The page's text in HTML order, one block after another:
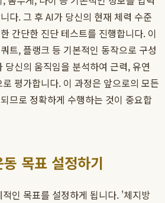
다. 그 후 AI가 당신의 현재 체력 수준
간단한 진단 테스트를 진행합니다. 이
트, 플랭크 등 기본적인 동작으로 구성
당신의 움직임을 분석하여 근력, 유연
평가합니다. 이 과정은 앞으로의 모든
므로 정확하게 수행하는 것이 중요합
목표 설정하기
인 목표를 설정하게 됩니다. '체지방